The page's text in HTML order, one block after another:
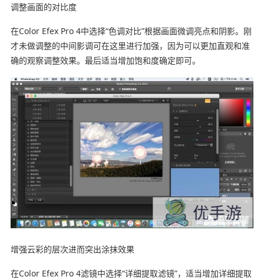
调整画面的对比度
在Color Efex Pro 4中选择“色调对比”根据画面微调亮点和阴影。刚
才未做调整的中间影调可在这里进行加强，因为可以更加直观和准
确的观察调整效果。最后适当增加饱和度确定即可。
增强云彩的层次进而突出涂抹效果
在Color Efex Pro 4滤镜中选择“详细提取滤镜”，适当增加详细提取